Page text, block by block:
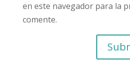
en este navegador para la
comente.